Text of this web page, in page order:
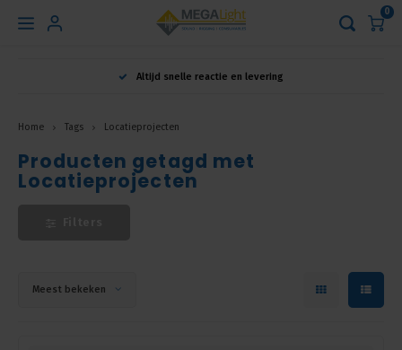
Hoofdmenu
Nederlands
0
Altijd snelle reactie en levering
Home Tags Locatieprojecten
Producten getagd met
Locatieprojecten
Meest bekeken